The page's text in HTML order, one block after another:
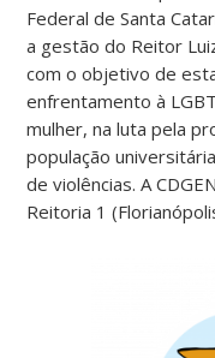
Federal de Santa
a gestão do Reitor
com o objetivo de
enfrentamento à
mulher, na luta pela
população
de violências. A
Reitoria 1